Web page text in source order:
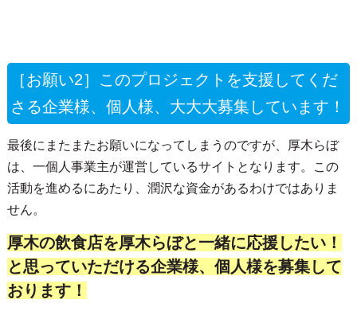
［お願い2］このプロジェクトを支援してくだ
さる企業様、個人様、大大大募集しています！
最後にまたまたお願いになってしまうのですが、厚木らぼ
は、一個人事業主が運営しているサイトとなります。この
活動を進めるにあたり、潤沢な資金があるわけではありま
せん。
厚木の飲食店を厚木らぼと一緒に応援したい！
と思っていただける企業様、個人様を募集して
おります！